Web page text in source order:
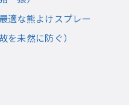
適な熊よけスプレー
を未然に防ぐ）